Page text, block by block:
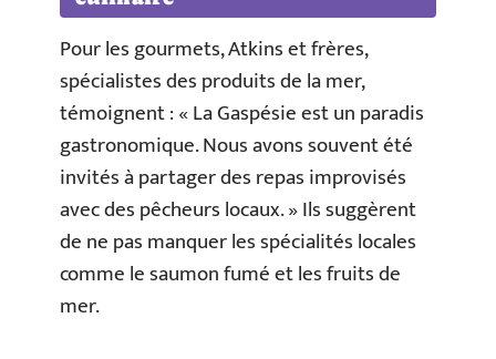
Pour les gourmets, Atkins et frères,
spécialistes des produits de la mer,
témoignent : « La Gaspésie est un paradis
gastronomique. Nous avons souvent été
invités à partager des repas improvisés
avec des pêcheurs locaux. » Ils suggèrent
de ne pas manquer les spécialités locales
comme le saumon fumé et les fruits de
mer.